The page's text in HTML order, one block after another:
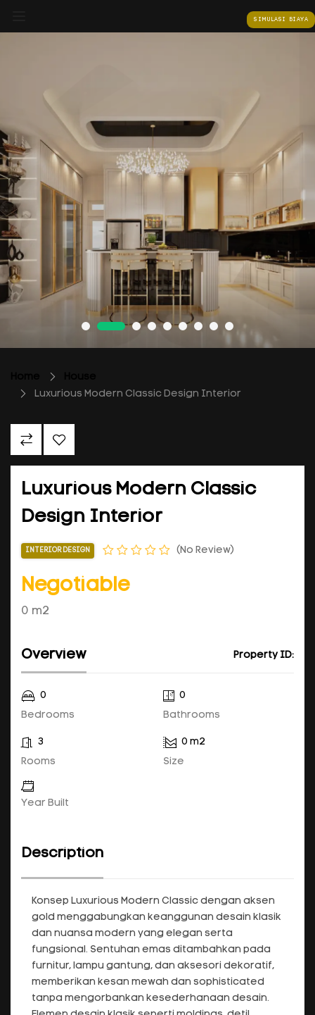
SIMULASI BIAYA
Luxurious Modern Classic Design Interior
Luxurious Modern Classic
Design Interior
INTERIOR DESIGN No Review
Negotiable
0 m2
Overview Property ID:
Bedrooms
0
Bathrooms
0
Rooms
3
Size
0 m2
Year Built
Description
Konsep Luxurious Modern Classic dengan aksen
gold menggabungkan keanggunan desain klasik
dan nuansa modern yang elegan serta
fungsional. Sentuhan emas ditambahkan pada
furnitur, lampu gantung, dan aksesori dekoratif,
memberikan kesan mewah dan sophisticated
tanpa mengorbankan kesederhanaan desain.